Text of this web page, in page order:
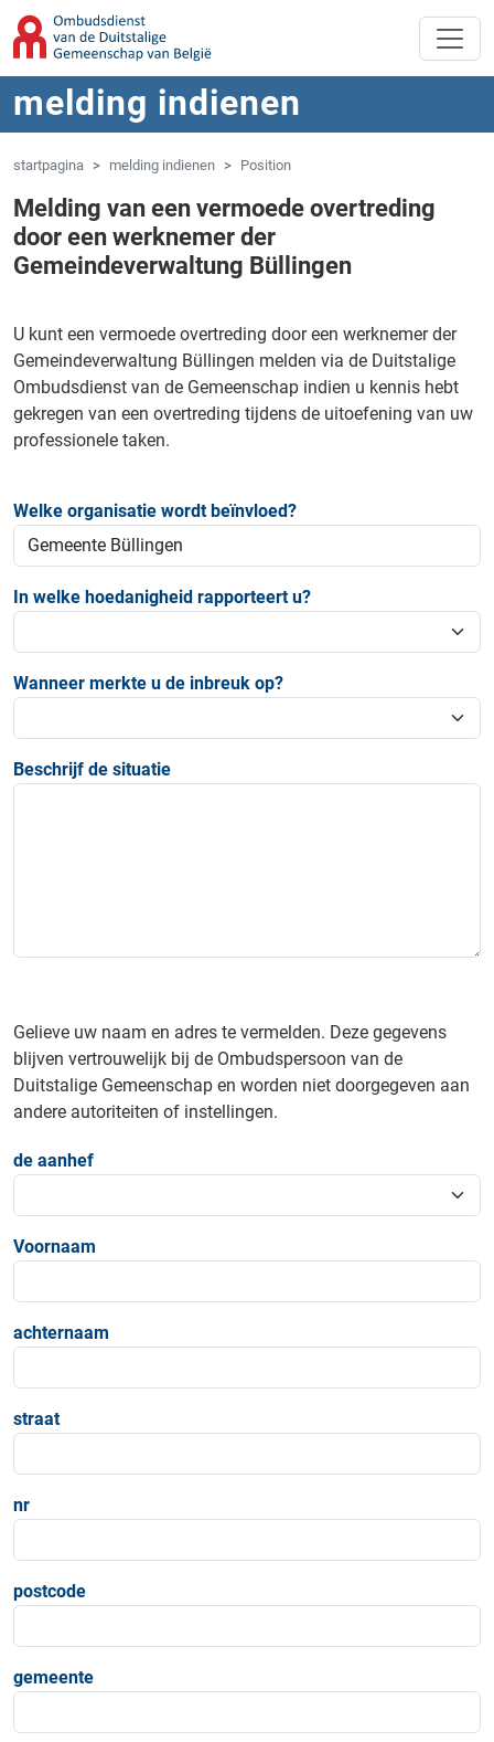
Overslaan naar hoofdinhoud
Spring naar navigatie
melding indienen
startpagina melding indienen Position
Melding van een vermoede overtreding
door een werknemer der
Gemeindeverwaltung Büllingen
U kunt een vermoede overtreding door een werknemer der
Gemeindeverwaltung Büllingen melden via de Duitstalige
Ombudsdienst van de Gemeenschap indien u kennis hebt
gekregen van een overtreding tijdens de uitoefening van uw
professionele taken.
Welke organisatie wordt beïnvloed?
In welke hoedanigheid rapporteert u?
Wanneer merkte u de inbreuk op?
Beschrijf de situatie
Gelieve uw naam en adres te vermelden. Deze gegevens
blijven vertrouwelijk bij de Ombudspersoon van de
Duitstalige Gemeenschap en worden niet doorgegeven aan
andere autoriteiten of instellingen.
de aanhef
Voornaam
achternaam
straat
nr
postcode
gemeente